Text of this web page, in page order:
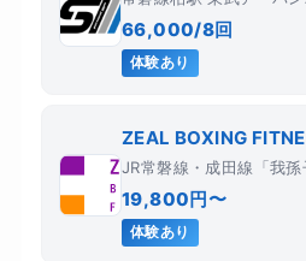
66,000/8回
体験あり
ZEAL BOXING
JR常磐線・成田線「我孫
19,800円〜
体験あり